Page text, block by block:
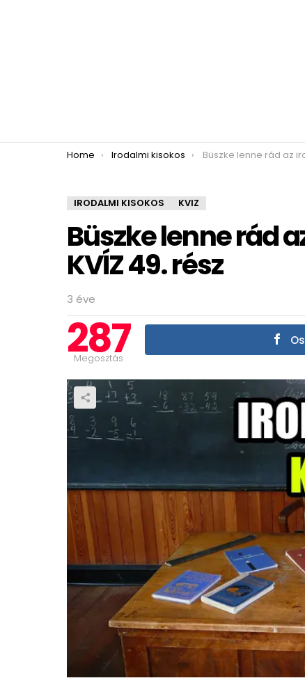
You are here:
Home Irodalmi kisokos Büszke lenne rád az
IRODALMI KISOKOS KVIZ
Büszke lenne rád
KVÍZ 49. rész
3 éve
287
Megosztás